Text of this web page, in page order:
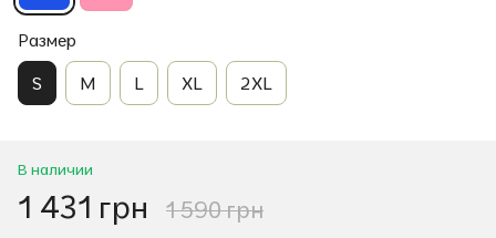
Размер
S M L XL 2XL
В наличии
1 431 грн 1 590 грн